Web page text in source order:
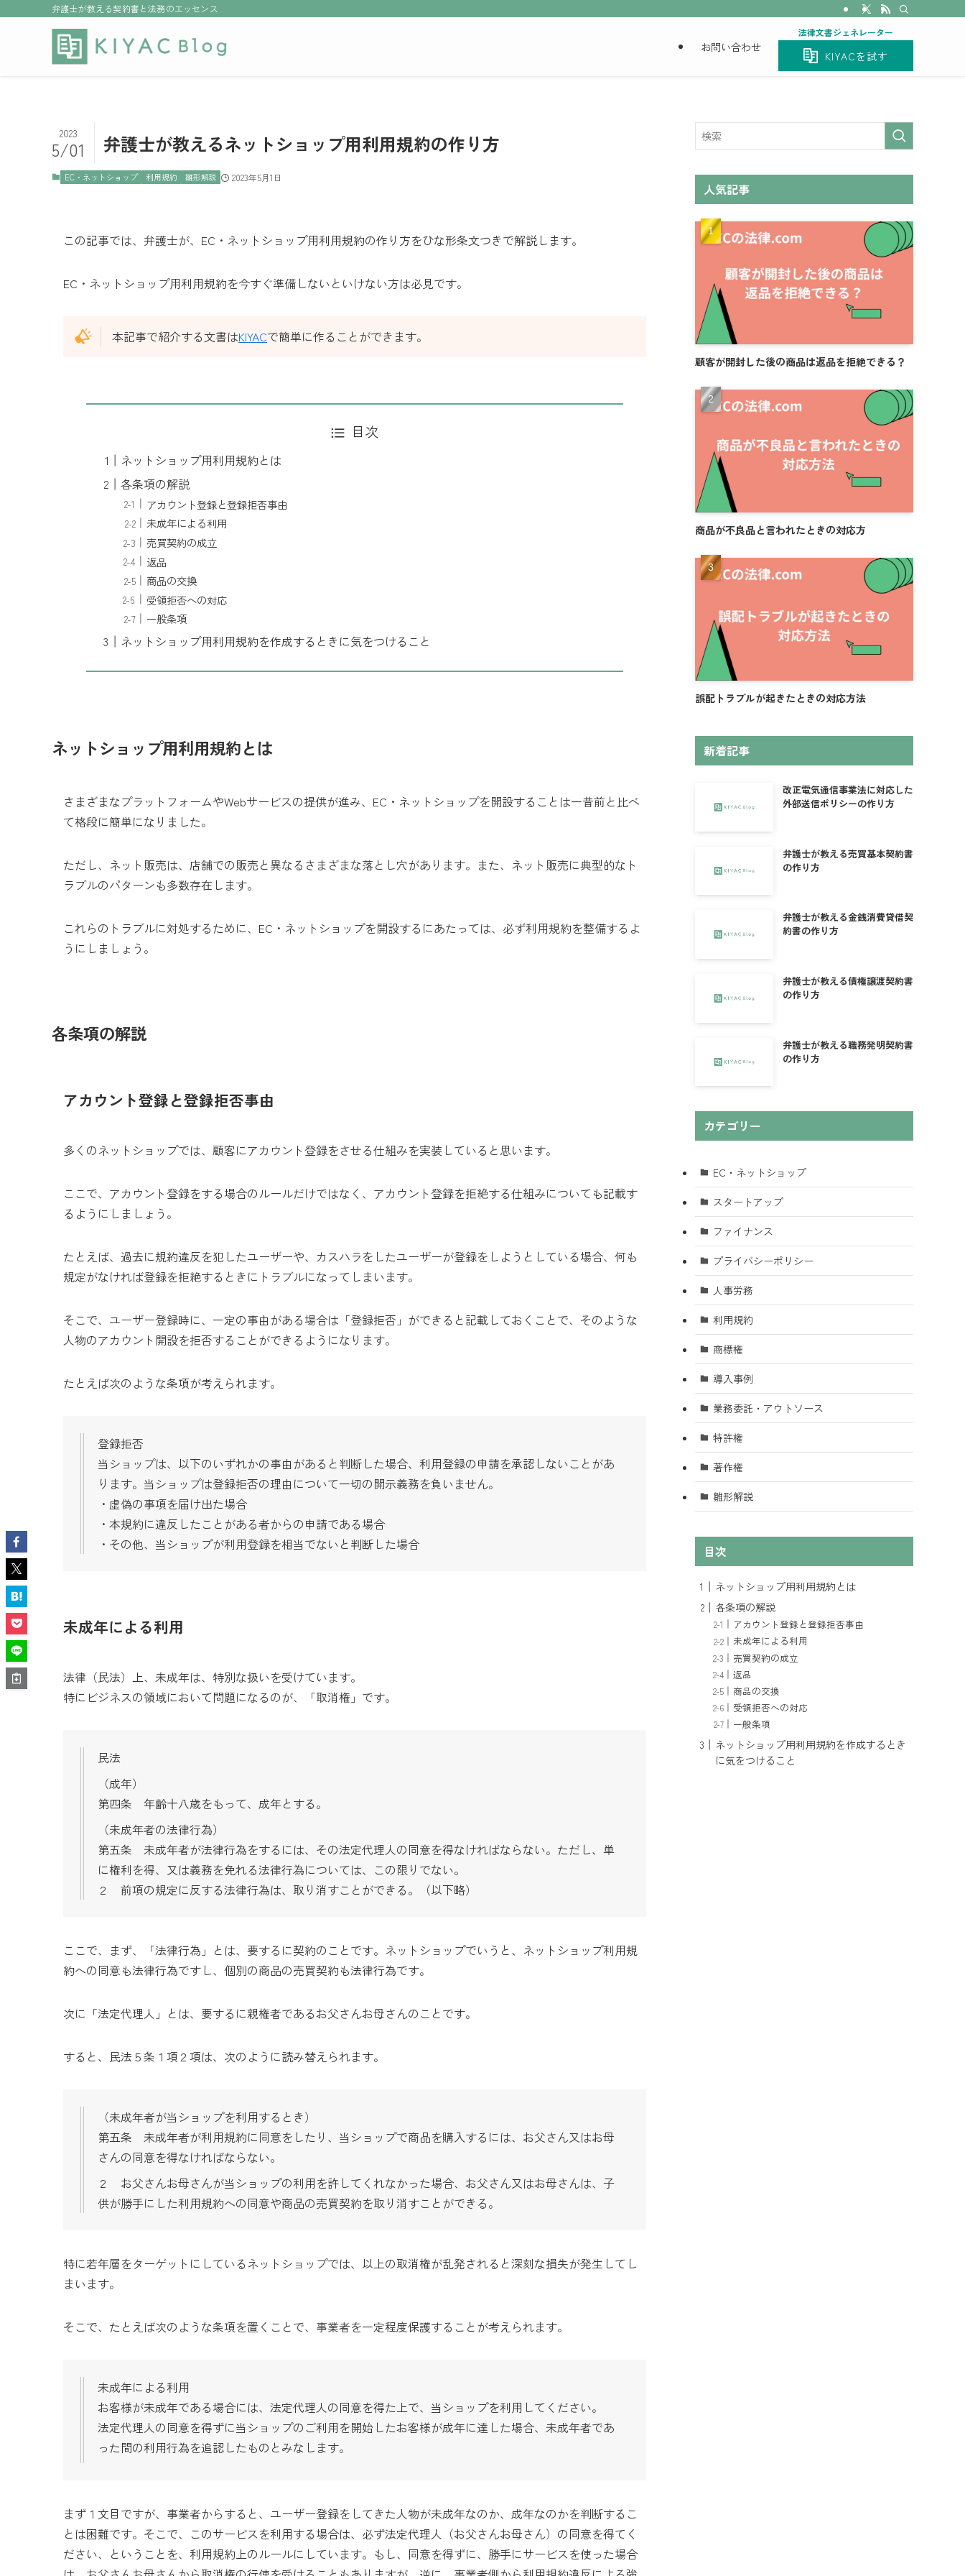
弁護士が教える契約書と法務のエッセンス
お問い合わせ
法律文書ジェネレーター
KIYACを試す
弁護士が教えるネットショップ用利用規約の作り方
2023
5/01
EC・ネットショップ 利用規約 雛形解説 2023年5月1日
この記事では、弁護士が、EC・ネットショップ用利用規約の作り方をひな形条文つきで解説します。
EC・ネットショップ用利用規約を今すぐ準備しないといけない方は必見です。
本記事で紹介する文書はKIYACで簡単に作ることができます。
目次
ネットショップ用利用規約とは
各条項の解説
アカウント登録と登録拒否事由
未成年による利用
売買契約の成立
返品
商品の交換
受領拒否への対応
一般条項
ネットショップ用利用規約を作成するときに気をつけること
ネットショップ用利用規約とは
さまざまなプラットフォームやWebサービスの提供が進み、EC・ネットショップを開設することは一昔前と比べ
て格段に簡単になりました。
ただし、ネット販売は、店舗での販売と異なるさまざまな落とし穴があります。また、ネット販売に典型的なト
ラブルのパターンも多数存在します。
これらのトラブルに対処するために、EC・ネットショップを開設するにあたっては、必ず利用規約を整備するよ
うにしましょう。
各条項の解説
アカウント登録と登録拒否事由
多くのネットショップでは、顧客にアカウント登録をさせる仕組みを実装していると思います。
ここで、アカウント登録をする場合のルールだけではなく、アカウント登録を拒絶する仕組みについても記載す
るようにしましょう。
たとえば、過去に規約違反を犯したユーザーや、カスハラをしたユーザーが登録をしようとしている場合、何も
規定がなければ登録を拒絶するときにトラブルになってしまいます。
そこで、ユーザー登録時に、一定の事由がある場合は「登録拒否」ができると記載しておくことで、そのような
人物のアカウント開設を拒否することができるようになります。
たとえば次のような条項が考えられます。
登録拒否
当ショップは、以下のいずれかの事由があると判断した場合、利用登録の申請を承認しないことがあ
ります。当ショップは登録拒否の理由について一切の開示義務を負いません。
・虚偽の事項を届け出た場合
・本規約に違反したことがある者からの申請である場合
・その他、当ショップが利用登録を相当でないと判断した場合
未成年による利用
法律（民法）上、未成年は、特別な扱いを受けています。
特にビジネスの領域において問題になるのが、「取消権」です。
民法
（成年）
第四条 年齢十八歳をもって、成年とする。
（未成年者の法律行為）
第五条 未成年者が法律行為をするには、その法定代理人の同意を得なければならない。ただし、単
に権利を得、又は義務を免れる法律行為については、この限りでない。
２ 前項の規定に反する法律行為は、取り消すことができる。（以下略）
ここで、まず、「法律行為」とは、要するに契約のことです。ネットショップでいうと、ネットショップ利用規
約への同意も法律行為ですし、個別の商品の売買契約も法律行為です。
次に「法定代理人」とは、要するに親権者であるお父さんお母さんのことです。
すると、民法５条１項２項は、次のように読み替えられます。
（未成年者が当ショップを利用するとき）
第五条 未成年者が利用規約に同意をしたり、当ショップで商品を購入するには、お父さん又はお母
さんの同意を得なければならない。
２ お父さんお母さんが当ショップの利用を許してくれなかった場合、お父さん又はお母さんは、子
供が勝手にした利用規約への同意や商品の売買契約を取り消すことができる。
特に若年層をターゲットにしているネットショップでは、以上の取消権が乱発されると深刻な損失が発生してし
まいます。
そこで、たとえば次のような条項を置くことで、事業者を一定程度保護することが考えられます。
未成年による利用
お客様が未成年である場合には、法定代理人の同意を得た上で、当ショップを利用してください。
法定代理人の同意を得ずに当ショップのご利用を開始したお客様が成年に達した場合、未成年者であ
った間の利用行為を追認したものとみなします。
まず１文目ですが、事業者からすると、ユーザー登録をしてきた人物が未成年なのか、成年なのかを判断するこ
とは困難です。そこで、このサービスを利用する場合は、必ず法定代理人（お父さんお母さん）の同意を得てく
ださい、ということを、利用規約上のルールにしています。もし、同意を得ずに、勝手にサービスを使った場合
人気記事
顧客が開封した後の商品は返品を拒絶できる？
商品が不良品と言われたときの対応方
誤配トラブルが起きたときの対応方法
新着記事
改正電気通信事業法に対応した
外部送信ポリシーの作り方
弁護士が教える売買基本契約書
の作り方
弁護士が教える金銭消費貸借契
約書の作り方
弁護士が教える債権譲渡契約書
の作り方
弁護士が教える職務発明契約書
の作り方
カテゴリー
EC・ネットショップ
スタートアップ
ファイナンス
プライバシーポリシー
人事労務
利用規約
商標権
導入事例
業務委託・アウトソース
特許権
著作権
雛形解説
目次
ネットショップ用利用規約とは
各条項の解説
アカウント登録と登録拒否事由
未成年による利用
売買契約の成立
返品
商品の交換
受領拒否への対応
一般条項
ネットショップ用利用規約を作成するとき
に気をつけること